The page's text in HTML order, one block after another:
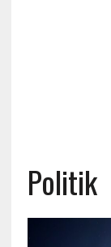
Politik